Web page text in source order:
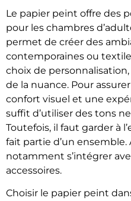
Le papier peint offre des
pour les chambres
permet de créer des
contemporaines ou
choix de
de la nuance. Pour
confort visuel et une
suffit d’utiliser des tons
Toutefois, il faut garder à
fait partie d’un ensemble.
notamment s’intégrer
accessoires.
Choisir le papier peint